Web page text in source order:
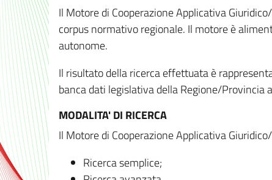
Il Motore di Cooperazione Applicativa
corpus normativo regionale. Il motore è
autonome.
Il risultato della ricerca effettuata è
banca dati legislativa della Regione/Provincia
MODALITA' DI RICERCA
Il Motore di Cooperazione Applicativa
Ricerca semplice;